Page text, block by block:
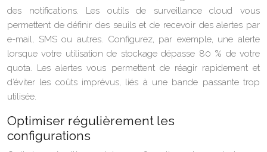
des notifications. Les outils de surveillance cloud vous
permettent de définir des seuils et de recevoir des alertes par
e-mail, SMS ou autres. Configurez, par exemple, une alerte
lorsque votre utilisation de stockage dépasse 80 % de votre
quota. Les alertes vous permettent de réagir rapidement et
d’éviter les coûts imprévus, liés à une bande passante trop
utilisée.
Optimiser régulièrement les
configurations